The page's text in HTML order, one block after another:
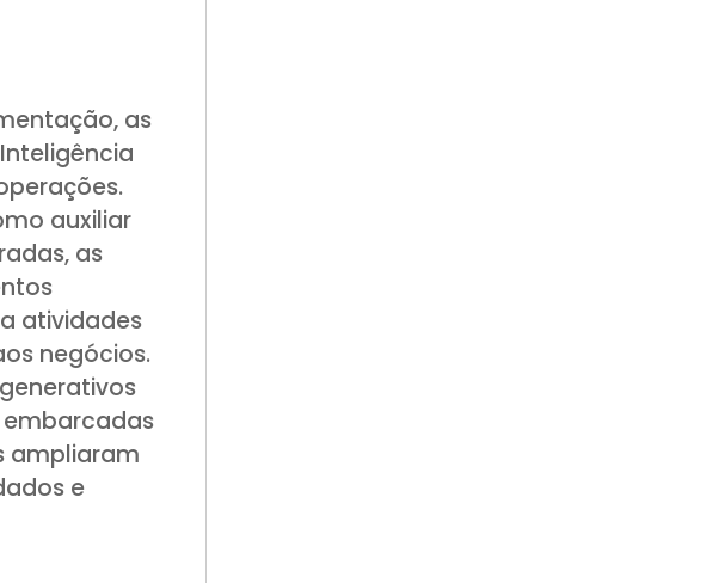
as
auxiliar
as
atividades
negócios.
embarcadas
ampliaram
e